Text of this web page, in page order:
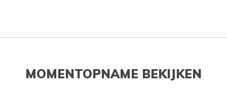
MOMENTOPNAME BEKIJKEN